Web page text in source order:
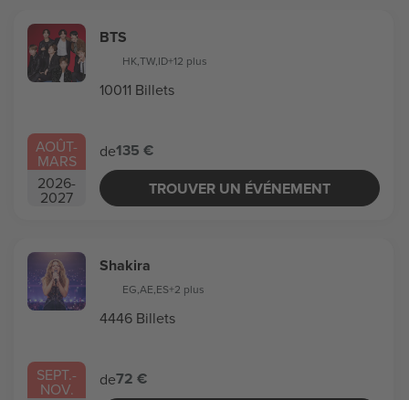
AOÛT-
MARS
2026-
2027
BTS
HK,TW,ID+12 plus
10011 Billets
de135 €
TROUVER UN ÉVÉNEMENT
SEPT.-
NOV.
Shakira
EG,AE,ES+2 plus
4446 Billets
de72 €